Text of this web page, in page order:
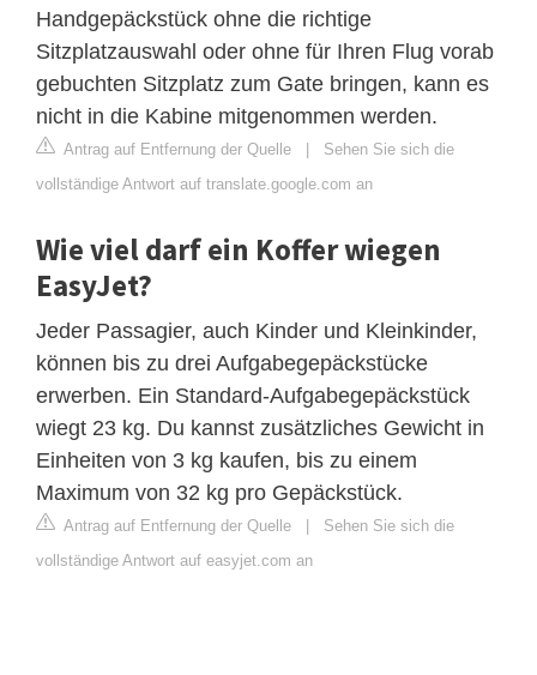
Handgepäckstück ohne die richtige
Sitzplatzauswahl oder ohne für Ihren Flug vorab
gebuchten Sitzplatz zum Gate bringen, kann es
nicht in die Kabine mitgenommen werden.
Antrag auf Entfernung der Quelle | Sehen Sie sich die
vollständige Antwort auf translate.google.com an
Wie viel darf ein Koffer wiegen
EasyJet?
Jeder Passagier, auch Kinder und Kleinkinder,
können bis zu drei Aufgabegepäckstücke
erwerben. Ein Standard-Aufgabegepäckstück
wiegt 23 kg. Du kannst zusätzliches Gewicht in
Einheiten von 3 kg kaufen, bis zu einem
Maximum von 32 kg pro Gepäckstück.
Antrag auf Entfernung der Quelle | Sehen Sie sich die
vollständige Antwort auf easyjet.com an